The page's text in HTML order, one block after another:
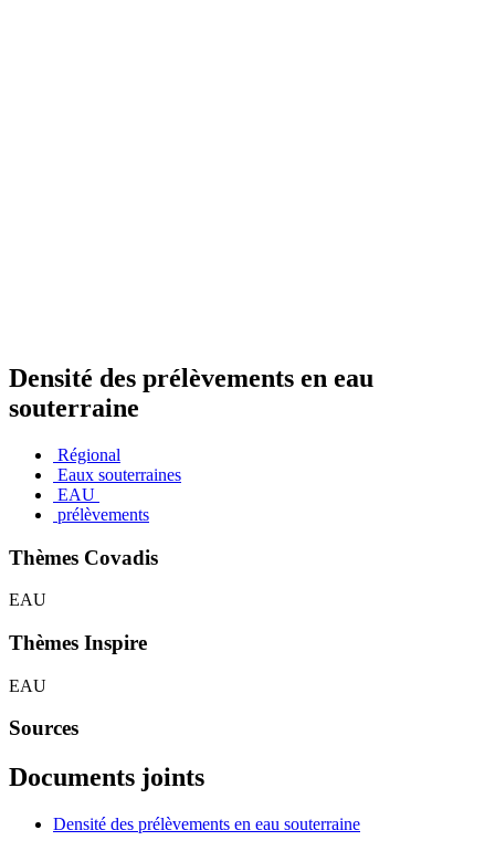
Densité des prélèvements en eau
souterraine
Régional
Eaux souterraines
EAU
prélèvements
Thèmes Covadis
EAU
Thèmes Inspire
EAU
Sources
Documents joints
Densité des prélèvements en eau souterraine